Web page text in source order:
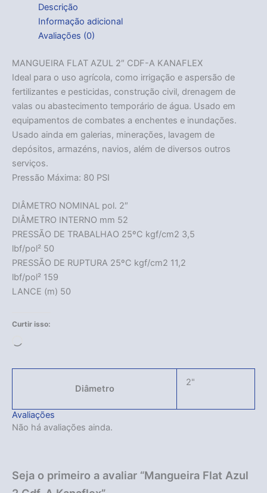
Descrição
Informação adicional
Avaliações (0)
MANGUEIRA FLAT AZUL 2″ CDF-A KANAFLEX
Ideal para o uso agrícola, como irrigação e aspersão de
fertilizantes e pesticidas, construção civil, drenagem de
valas ou abastecimento temporário de água. Usado em
equipamentos de combates a enchentes e inundações.
Usado ainda em galerias, minerações, lavagem de
depósitos, armazéns, navios, além de diversos outros
serviços.
Pressão Máxima: 80 PSI
DIÂMETRO NOMINAL pol. 2″
DIÂMETRO INTERNO mm 52
PRESSÃO DE TRABALHAO 25ºC kgf/cm2 3,5
lbf/pol² 50
PRESSÃO DE RUPTURA 25ºC kgf/cm2 11,2
lbf/pol² 159
LANCE (m) 50
Curtir isso:
Diâmetro
2"
Avaliações
Não há avaliações ainda.
Seja o primeiro a avaliar “Mangueira Flat Azul